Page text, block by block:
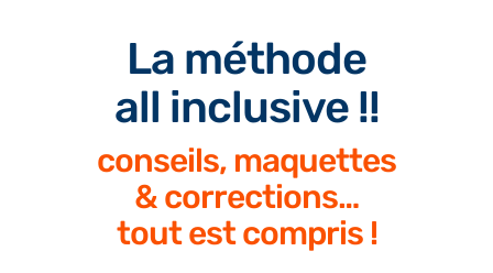
La méthode
all inclusive !!
conseils, maquettes
& corrections…
tout est compris !